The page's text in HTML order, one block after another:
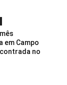
em Campo
no